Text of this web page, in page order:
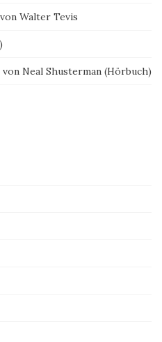
Walter Tevis
Neal Shusterman (Hörbuch)